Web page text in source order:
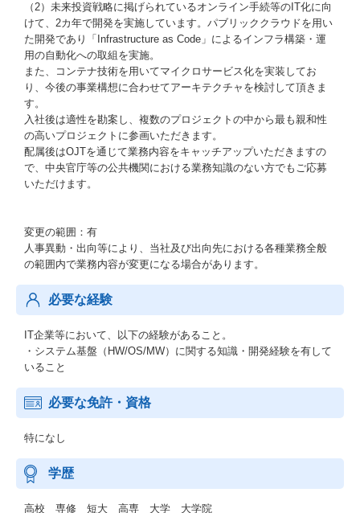
（2）未来投資戦略に掲げられているオンライン手続等のIT化に向
けて、2カ年で開発を実施しています。パブリッククラウドを用い
た開発であり「Infrastructure as Code」によるインフラ構築・運
用の自動化への取組を実施。
また、コンテナ技術を用いてマイクロサービス化を実装してお
り、今後の事業構想に合わせてアーキテクチャを検討して頂きま
す。
入社後は適性を勘案し、複数のプロジェクトの中から最も親和性
の高いプロジェクトに参画いただきます。
配属後はOJTを通じて業務内容をキャッチアップいただきますの
で、中央官庁等の公共機関における業務知識のない方でもご応募
いただけます。
変更の範囲：有
人事異動・出向等により、当社及び出向先における各種業務全般
の範囲内で業務内容が変更になる場合があります。
必要な経験
IT企業等において、以下の経験があること。
・システム基盤（HW/OS/MW）に関する知識・開発経験を有して
いること
必要な免許・資格
特になし
学歴
高校 専修 短大 高専 大学 大学院